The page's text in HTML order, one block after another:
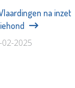
na inzet
02-2025